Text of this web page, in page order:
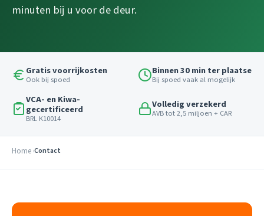
minuten bij u voor de deur.
Gratis voorrijkosten
Ook bij spoed
Binnen 30 min ter plaatse
Bij spoed vaak al mogelijk
VCA- en Kiwa-
gecertificeerd
BRL K10014
Volledig verzekerd
AVB tot 2,5 miljoen + CAR
Home Contact